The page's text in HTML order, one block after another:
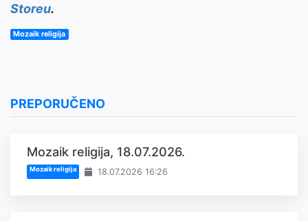
Storeu.
Mozaik religija
PREPORUČENO
Mozaik religija, 18.07.2026.
Mozaik religija 18.07.2026 16:26